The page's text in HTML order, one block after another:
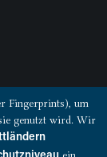
Fingerprints), um
genutzt wird. Wir